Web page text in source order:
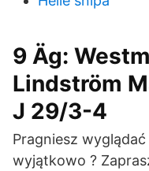
9 Äg:
Lindström
J 29/3-4
Pragniesz
wyjątkowo ?